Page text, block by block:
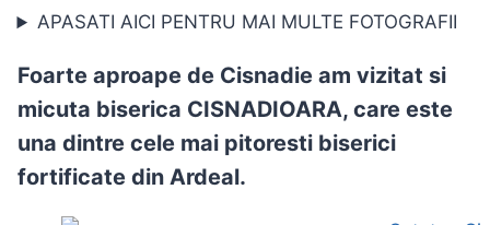
APASATI AICI PENTRU MAI MULTE FOTOGRAFII
Foarte aproape de Cisnadie am vizitat si
micuta biserica CISNADIOARA, care este
una dintre cele mai pitoresti biserici
fortificate din Ardeal.